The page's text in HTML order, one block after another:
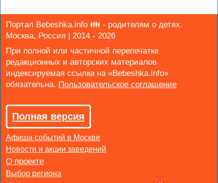
Портал Bebeshka.info 👪 - родителям о детях.
Москва, Россия | 2014 - 2026
При полной или частичной перепечатке
редакционных и авторских материалов
индексируемая ссылка на «Bebeshka.info»
обязательна.
Полная версия
Афиша событий в Москве
Новости и акции заведений
Выбор региона